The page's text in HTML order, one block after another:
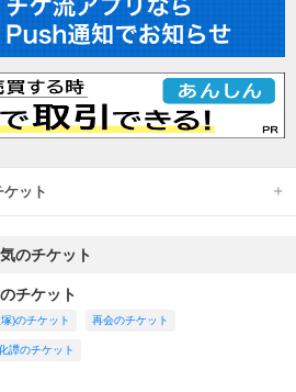
ット
のチケット
チケット
)のチケット 再会のチケット
譚のチケット